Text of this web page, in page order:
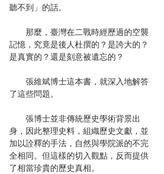
聽不到」的話。
那麼，臺灣在二戰時經歷過的空襲
記憶，究竟是後人杜撰的？是誇大的？
是真實的？還是刻意被遺忘的？
張維斌博士這本書，就深入地解答
了這些問題。
張博士並非傳統歷史學術背景出
身，因此整理史料，組織歷史文獻，並
加以詮釋的手法，自然與學院派的不完
全相同。但這樣的切入觀點，反而提供
了相當珍貴的歷史真相。